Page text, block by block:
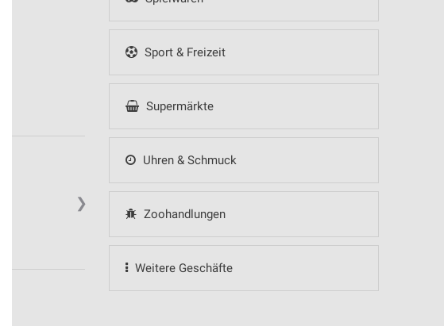
Sport & Freizeit
Supermärkte
Uhren & Schmuck
Zoohandlungen
Weitere Geschäfte
❯